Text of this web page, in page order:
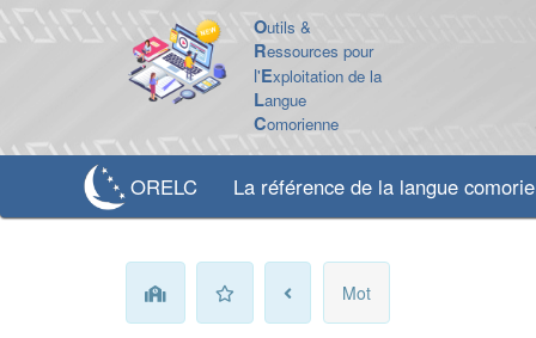
Outils &
Ressources pour
l'Exploitation de la
Langue
Comorienne
ORELC La référence de la langue
Mot